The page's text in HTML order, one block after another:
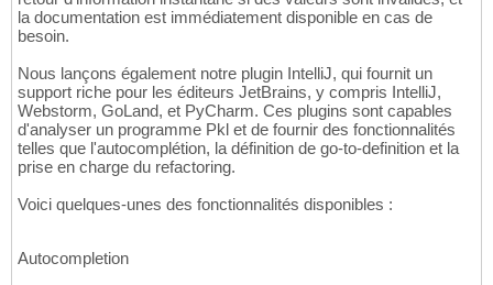
47
48
50
51
52
53
54
55
56
59
     */
    public final @NonNull String password;
    /**
     * The remote host for this database.
     */
    public final @NonNull String host;
    /**
     * The remote port for this database.
     */
31
32
34
35
36
37
38
39
40
41
43
    val password: String,
    /**
     */
    val host: String,
    /**
     * The remote port for this database.
     */
    val port: Int,
    /**
     * The name of the database.
    val dbName: String
  )
la documentation est immédiatement disponible en cas de
besoin.
Nous lançons également notre plugin IntelliJ, qui fournit un
support riche pour les éditeurs JetBrains, y compris IntelliJ,
Webstorm, GoLand, et PyCharm. Ces plugins sont capables
d'analyser un programme Pkl et de fournir des fonctionnalités
telles que l'autocomplétion, la définition de go-to-definition et la
prise en charge du refactoring.
Voici quelques-unes des fonctionnalités disponibles :
Autocompletion